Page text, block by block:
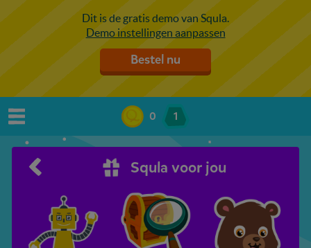
Dit is de gratis demo van Squla.
Demo instellingen aanpassen
Bestel nu
0 1
Squla voor jou